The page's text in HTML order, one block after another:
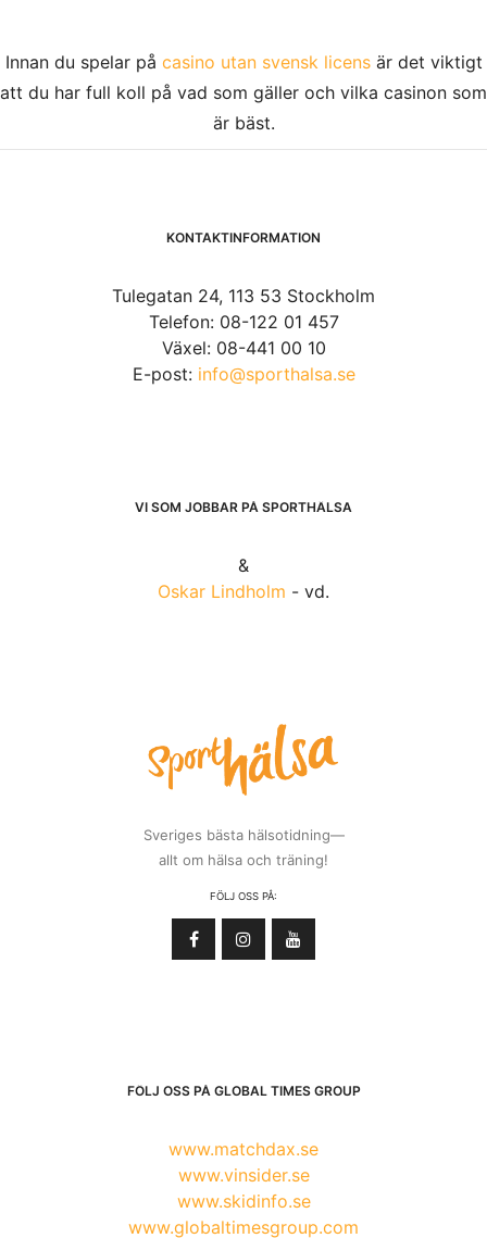
Innan du spelar på casino utan svensk licensär det viktigt
att du har full koll på vad som gäller och vilka casinon som
är bäst.
KONTAKTINFORMATION
Tulegatan 24, 113 53 Stockholm
Telefon: 08-122 01 457
Växel: 08-441 00 10
E-post: info@sporthalsa.se
VI SOM JOBBAR PÅ SPORTHÄLSA
&
Oskar Lindholm - vd.
Sveriges bästa hälsotidning—
allt om hälsa och träning!
FÖLJ OSS PÅ:
FÖLJ OSS PÅ GLOBAL TIMES GROUP
www.matchdax.se
www.vinsider.se
www.skidinfo.se
www.globaltimesgroup.com